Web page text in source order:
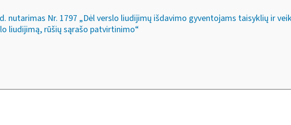
nutarimas Nr. 1797 „Dėl verslo liudijimų išdavimo gyventojams taisyklių ir
liudijimą, rūšių sąrašo patvirtinimo“